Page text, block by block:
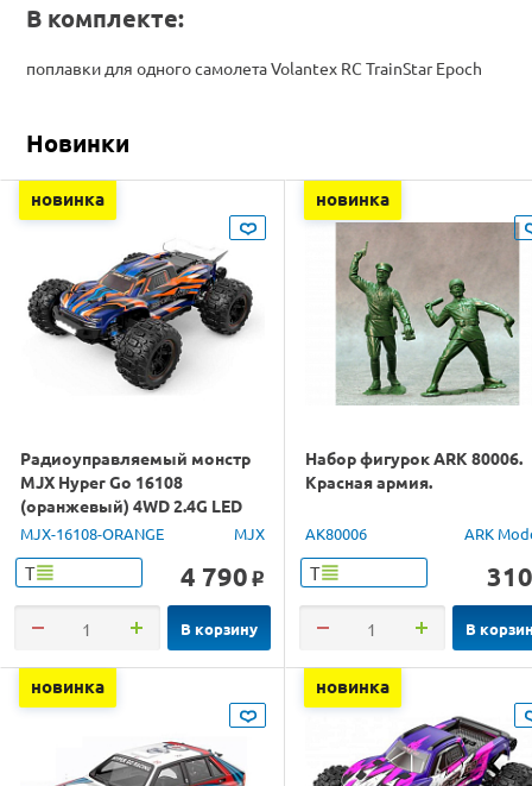
В комплекте:
поплавки для одного самолета Volantex RC TrainStar Epoch
Новинки
новинка
Радиоуправляемый монстр
MJX Hyper Go 16108
(оранжевый) 4WD 2.4G LED
1/16 RTR
MJX-16108-ORANGE MJX
Т 4 790 o
В корзину
новинка
Набор фигурок ARK 80006.
Красная армия.
AK80006 ARK
Т 310
В
новинка новинка